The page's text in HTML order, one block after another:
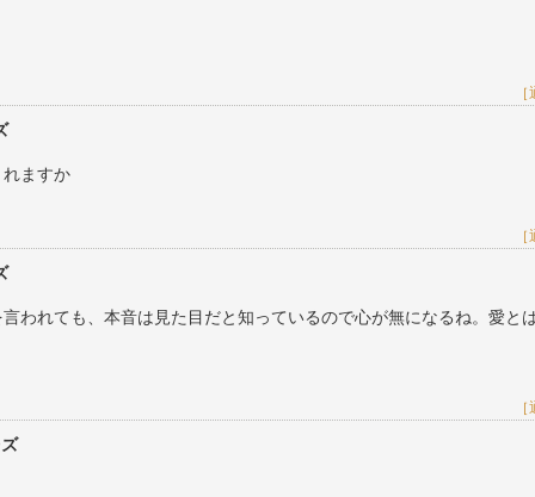
ますか
われても、本音は見た目だと知っているので心が無になるね。愛と